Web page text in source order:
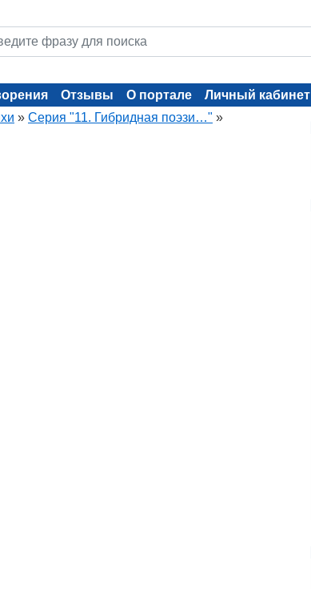
Отзывы О портале
Личный кабинет
» Серия "11. Гибридная поэзи…" »